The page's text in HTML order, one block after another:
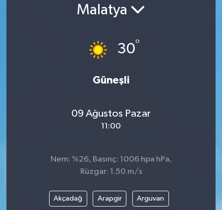
Malatya
30°
Güneşli
09 Ağustos Pazar
11:00
Nem: %26, Basınç: 1006 hpa hPa,
Rüzgar: 1.50 m/s
Akçadağ Arapgir Arguvan
Sağlık